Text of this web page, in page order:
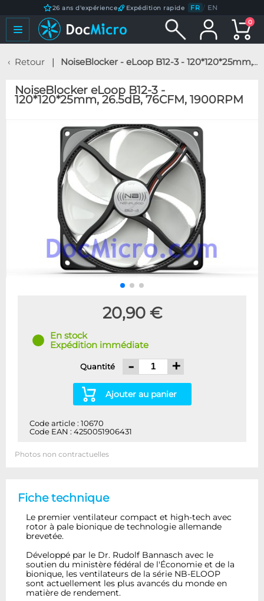
26 ans d'expérience Expédition rapide FR / EN
0
Retour NoiseBlocker - eLoop B12-3 - 120*120*25mm, 26.5dB, 76CFM, 1900RPM
NoiseBlocker eLoop B12-3 -
120*120*25mm, 26.5dB, 76CFM, 1900RPM
20,90 €
En stock
Expédition immédiate
Quantité - +
Ajouter au panier
Code article : 10670
Code EAN : 4250051906431
Photos non contractuelles
Fiche technique
Le premier ventilateur compact et high-tech avec
rotor à pale bionique de technologie allemande
brevetée.
Développé par le Dr. Rudolf Bannasch avec le
soutien du ministère fédéral de l'Économie et de la
bionique, les ventilateurs de la série NB-ELOOP
sont actuellement les plus avancés du monde en
matière de rendement.